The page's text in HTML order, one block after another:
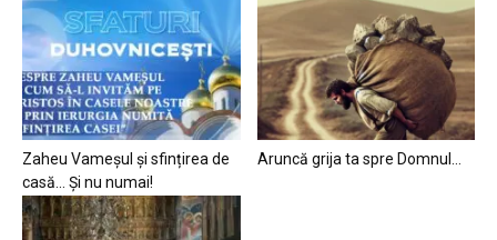
Zaheu Vameșul și sfințirea de
casă… Și nu numai!
Aruncă grija ta spre Domnul…